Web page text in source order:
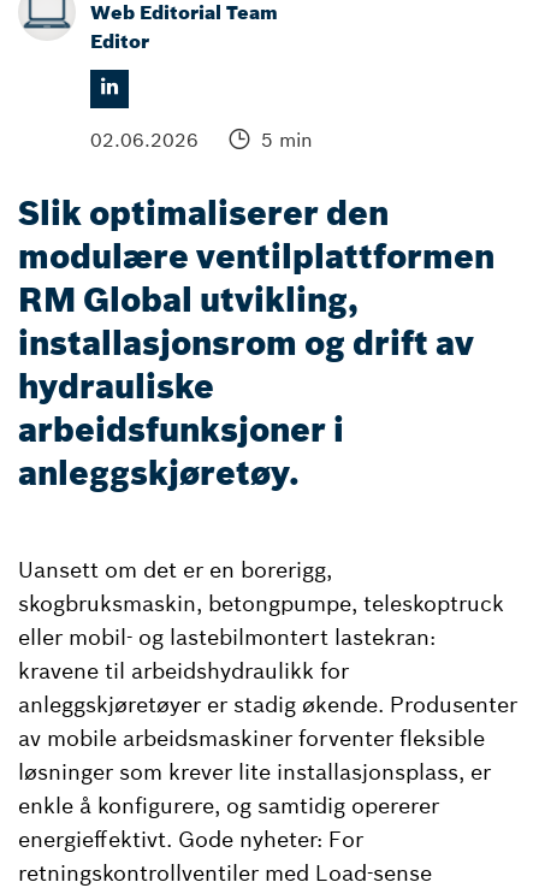
Web Editorial Team
Editor
02.06.2026 5 min
Slik optimaliserer den
modulære ventilplattformen
RM Global utvikling,
installasjonsrom og drift av
hydrauliske
arbeidsfunksjoner i
anleggskjøretøy.
Uansett om det er en borerigg,
skogbruksmaskin, betongpumpe, teleskoptruck
eller mobil- og lastebilmontert lastekran:
kravene til arbeidshydraulikk for
anleggskjøretøyer er stadig økende. Produsenter
av mobile arbeidsmaskiner forventer fleksible
løsninger som krever lite installasjonsplass, er
enkle å konfigurere, og samtidig opererer
energieffektivt. Gode nyheter: For
retningskontrollventiler med Load-sense